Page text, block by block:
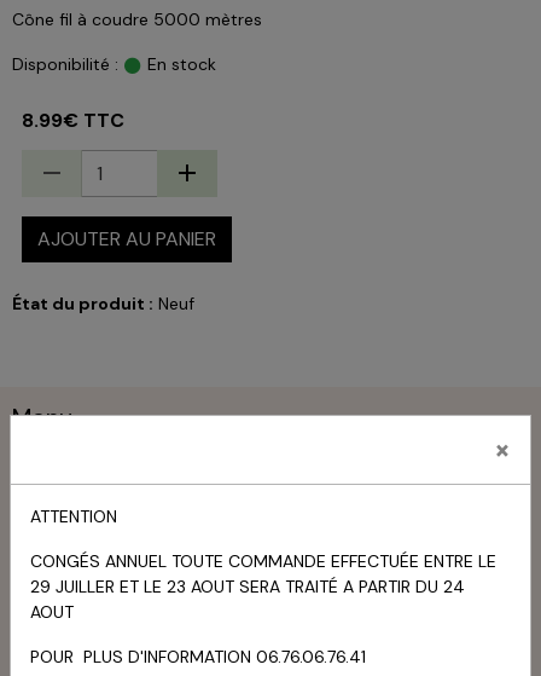
Cône fil à coudre 5000 mètres
Disponibilité : En stock
8.99€ TTC
AJOUTER AU PANIER
État du produit : Neuf
Menu
Livre d'or
Panier
×
ATTENTION
CONGÉS ANNUEL TOUTE COMMANDE EFFECTUÉE ENTRE LE
29 JUILLER ET LE 23 AOUT SERA TRAITÉ A PARTIR DU 24
AOUT
POUR PLUS D'INFORMATION 06.76.06.76.41